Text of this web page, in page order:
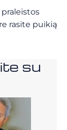
rasite puikią
su